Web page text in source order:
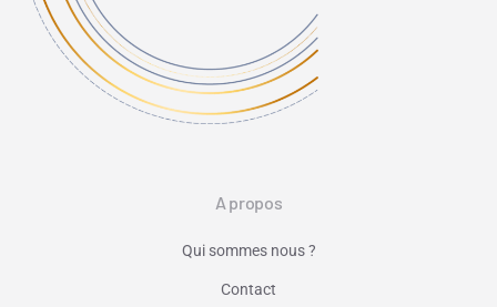
A propos
Qui sommes nous ?
Contact